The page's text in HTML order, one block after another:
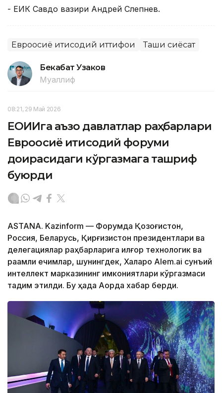
- ЕИК Савдо вазири Андрей Слепнев.
Евроосиё иқтисодий иттифоқи Ташқи сиёсат
Бекабат Узаков
Муаллиф
08:21, 29 Май 2026
ЕОИИга аъзо давлатлар раҳбарлари
Евроосиё иқтисодий форуми
доирасидаги кўргазмага ташриф
буюрди
ASTANA. Kazinform — Форумда Қозоғистон,
Россия, Беларусь, Қирғизистон президентлари ва
делегациялар раҳбарларига илғор технологик ва
рақамли ечимлар, шунингдек, Халқаро Alem.ai сунъий
интеллект марказининг имкониятлари кўргазмаси
тақдим этилди. Бу ҳақда Ақорда хабар берди.